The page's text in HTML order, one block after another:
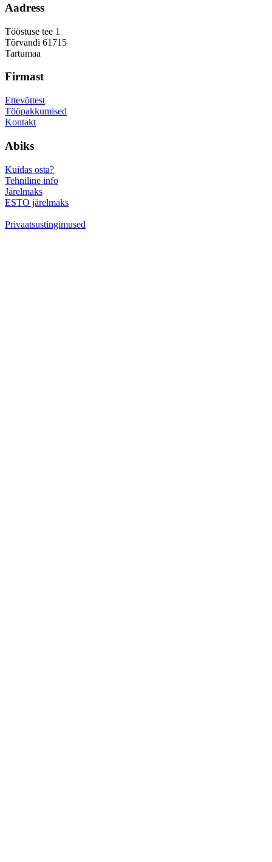
Aadress
Tööstuse tee 1
Tõrvandi 61715
Tartumaa
Firmast
Ettevõttest
Tööpakkumised
Kontakt
Abiks
Kuidas osta?
Tehniline info
Järelmaks
ESTO järelmaks
Privaatsustingimused